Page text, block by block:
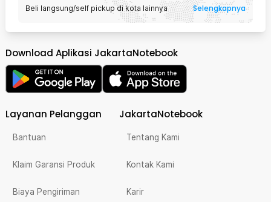
Beli langsung/self pickup di kota lainnya Selengkapnya
Download Aplikasi JakartaNotebook
Layanan Pelanggan
Bantuan
Klaim Garansi Produk
Biaya Pengiriman
JakartaNotebook
Tentang Kami
Kontak Kami
Karir